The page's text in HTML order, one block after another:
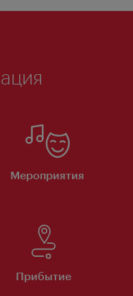
Мероприятия
Прибытие